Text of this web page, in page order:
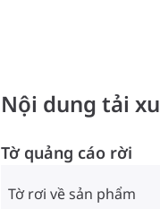
Nội dung tải
Tờ quảng cáo rời
Tờ rơi về sản phẩm